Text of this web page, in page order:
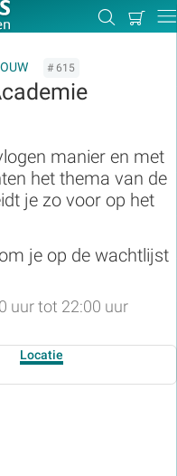
Zoeken
Mijn
# 615
manier en met
het thema van de
je zo voor op het
je op de wachtlijst
uur tot 22:00 uur
Locatie